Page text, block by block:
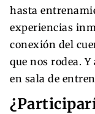
hasta
experiencias
conexión del
que nos rodea.
en sala de